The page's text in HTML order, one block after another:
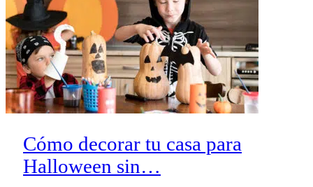
Cómo decorar tu casa para
Halloween sin…